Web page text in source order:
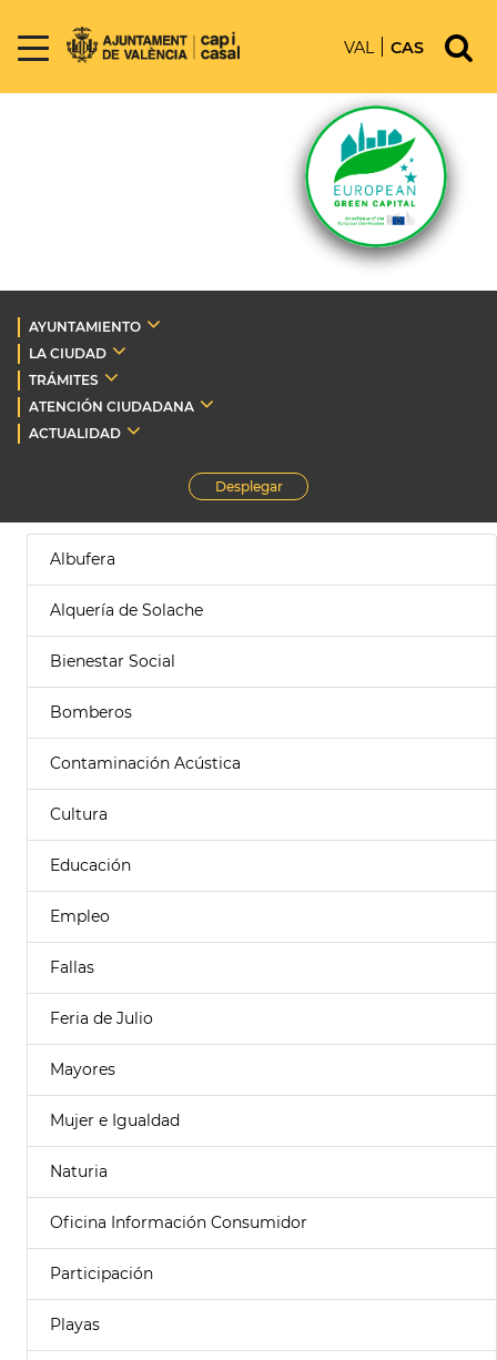
VAL CAS
AYUNTAMIENTO
LA CIUDAD
TRÁMITES
ATENCIÓN CIUDADANA
ACTUALIDAD
Desplegar
Albufera
Alquería de Solache
Bienestar Social
Bomberos
Contaminación Acústica
Cultura
Educación
Empleo
Fallas
Feria de Julio
Mayores
Mujer e Igualdad
Naturia
Oficina Información Consumidor
Participación
Playas